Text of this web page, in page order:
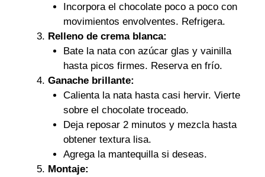
Incorpora el chocolate poco a poco con
movimientos envolventes. Refrigera.
Relleno de crema blanca:
Bate la nata con azúcar glas y vainilla
hasta picos firmes. Reserva en frío.
Ganache brillante:
Calienta la nata hasta casi hervir. Vierte
sobre el chocolate troceado.
Deja reposar 2 minutos y mezcla hasta
obtener textura lisa.
Agrega la mantequilla si deseas.
Montaje: